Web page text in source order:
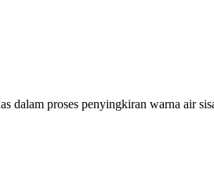
dalam proses penyingkiran warna air